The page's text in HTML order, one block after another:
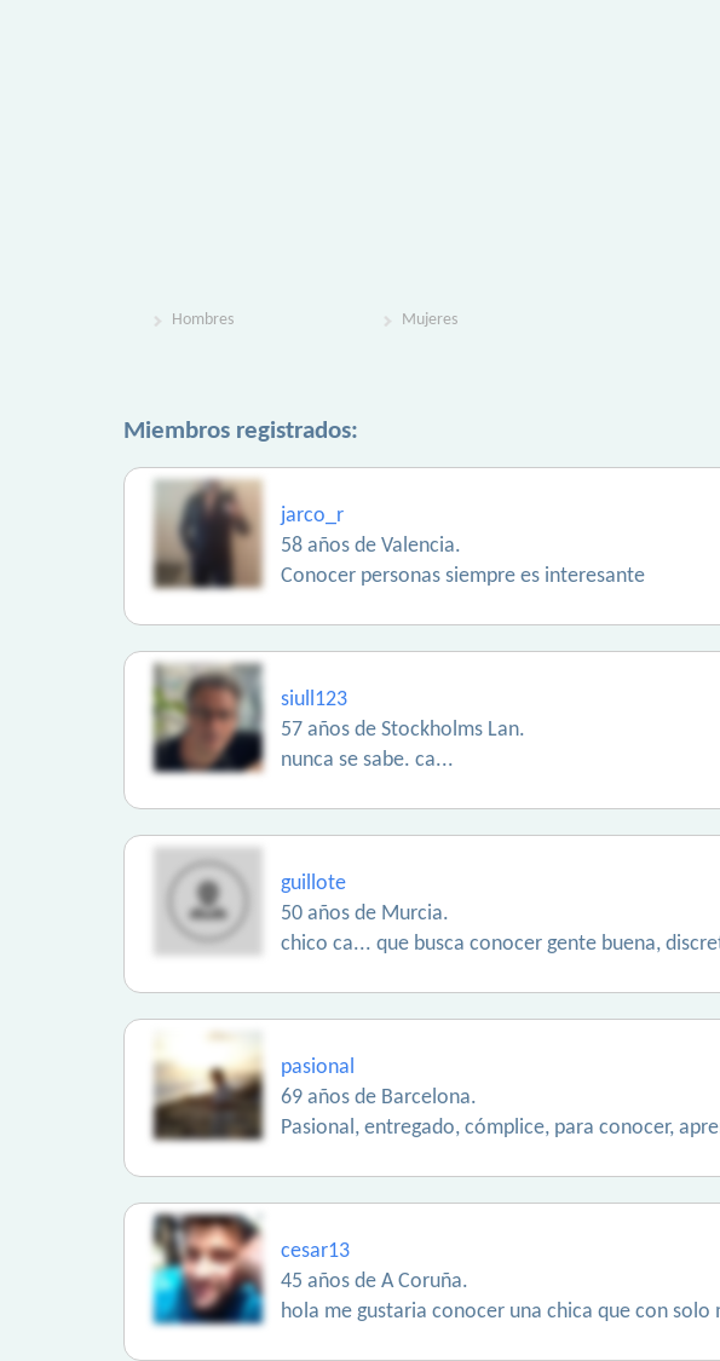
Hombres Mujeres
Miembros registrados:
jarco_r
58 años de Valencia.
Conocer personas siempre es interesante
siull123
57 años de Stockholms Lan.
nunca se sabe. ca...
guillote
50 años de Murcia.
chico ca... que busca conocer gente buena,
pasional
69 años de Barcelona.
Pasional, entregado, cómplice, para conocer,
cesar13
45 años de A Coruña.
hola me gustaria conocer una chica que con solo